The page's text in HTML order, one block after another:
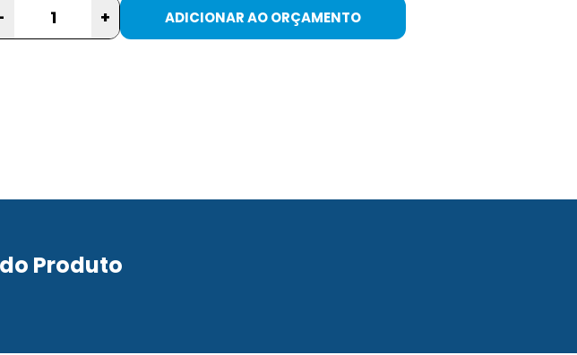
+ ADICIONAR AO ORÇAMENTO
Produto